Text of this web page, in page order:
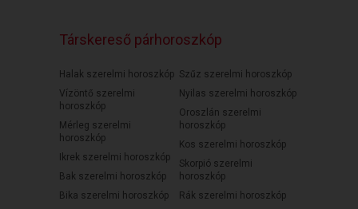
Társkereső párhoroszkóp
Halak szerelmi horoszkóp
Vízöntő szerelmi
horoszkóp
Mérleg szerelmi
horoszkóp
Ikrek szerelmi horoszkóp
Bak szerelmi horoszkóp
Bika szerelmi horoszkóp
Szűz szerelmi horoszkóp
Nyilas szerelmi horoszkóp
Oroszlán szerelmi
horoszkóp
Kos szerelmi horoszkóp
Skorpió szerelmi
horoszkóp
Rák szerelmi horoszkóp